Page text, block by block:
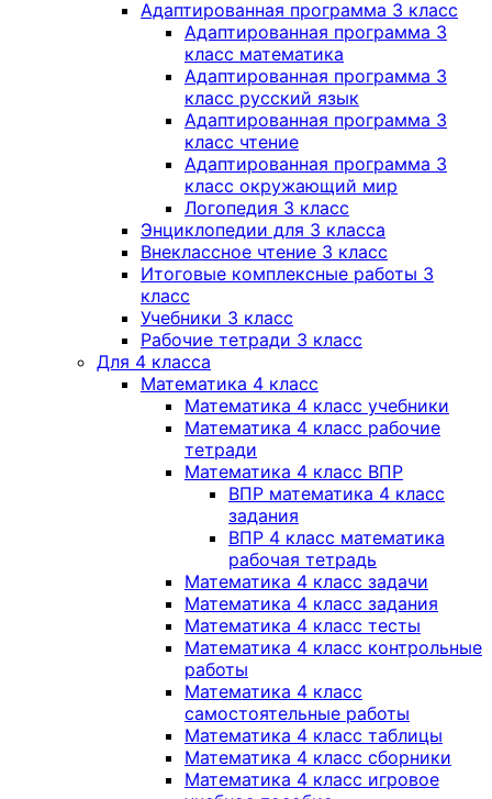
Адаптированная программа 3 класс
Адаптированная программа 3
класс математика
Адаптированная программа 3
класс русский язык
Адаптированная программа 3
класс чтение
Адаптированная программа 3
класс окружающий мир
Логопедия 3 класс
Энциклопедии для 3 класса
Внеклассное чтение 3 класс
Итоговые комплексные работы 3
класс
Учебники 3 класс
Рабочие тетради 3 класс
Для 4 класса
Математика 4 класс
Математика 4 класс учебники
Математика 4 класс рабочие
тетради
Математика 4 класс ВПР
ВПР математика 4 класс
задания
ВПР 4 класс математика
рабочая тетрадь
Математика 4 класс задачи
Математика 4 класс задания
Математика 4 класс тесты
Математика 4 класс контрольные
работы
Математика 4 класс
самостоятельные работы
Математика 4 класс таблицы
Математика 4 класс сборники
Математика 4 класс игровое